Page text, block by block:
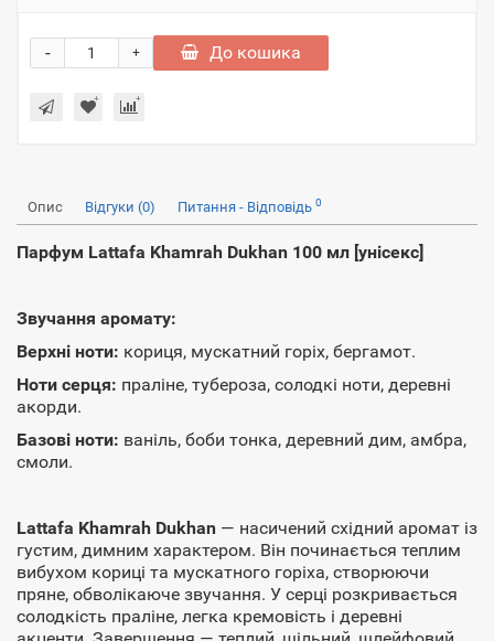
+
- До кошика
Опис Відгуки (0) Питання - Відповідь 0
Парфум Lattafa Khamrah Dukhan 100 мл [унісекс]
Звучання аромату:
Верхні ноти: кориця, мускатний горіх, бергамот.
Ноти серця: праліне, тубероза, солодкі ноти, деревні
акорди.
Базові ноти: ваніль, боби тонка, деревний дим, амбра,
смоли.
Lattafa Khamrah Dukhan — насичений східний аромат із
густим, димним характером. Він починається теплим
вибухом кориці та мускатного горіха, створюючи
пряне, обволікаюче звучання. У серці розкривається
солодкість праліне, легка кремовість і деревні